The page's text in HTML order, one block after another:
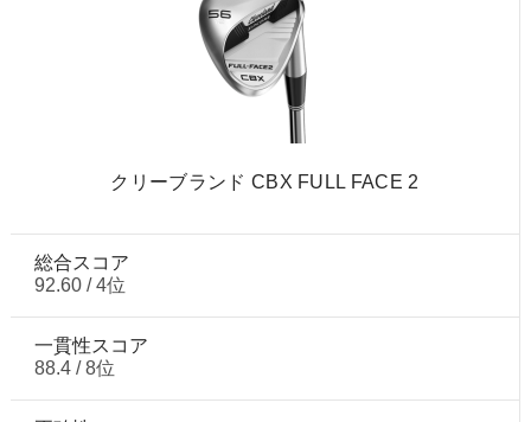
クリーブランド CBX FULL FACE 2
総合スコア
92.60 / 4位
一貫性スコア
88.4 / 8位